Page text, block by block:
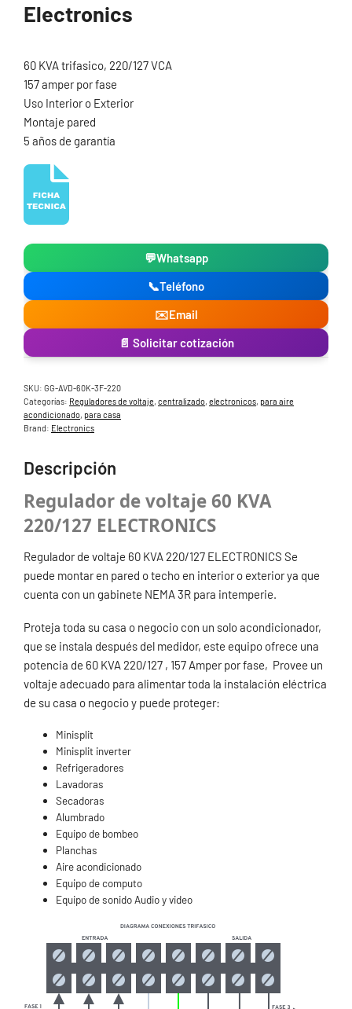
Electronics
60 KVA trifasico, 220/127 VCA
157 amper por fase
Uso Interior o Exterior
Montaje pared
5 años de garantía
💬Whatsapp
📞Teléfono
✉️Email
📄 Solicitar cotización
SKU: GG-AVD-60K-3F-220
Categorías: Reguladores de voltaje, centralizado, electronicos, para aire
acondicionado, para casa
Brand: Electronics
Descripción
Regulador de voltaje 60 KVA
220/127 ELECTRONICS
Regulador de voltaje 60 KVA 220/127 ELECTRONICS Se
puede montar en pared o techo en interior o exterior ya que
cuenta con un gabinete NEMA 3R para intemperie.
Proteja toda su casa o negocio con un solo acondicionador,
que se instala después del medidor, este equipo ofrece una
potencia de 60 KVA 220/127 , 157 Amper por fase, Provee un
voltaje adecuado para alimentar toda la instalación eléctrica
de su casa o negocio y puede proteger:
Minisplit
Minisplit inverter
Refrigeradores
Lavadoras
Secadoras
Alumbrado
Equipo de bombeo
Planchas
Aire acondicionado
Equipo de computo
Equipo de sonido Audio y video